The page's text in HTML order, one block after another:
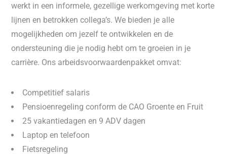
werkt in een informele, gezellige werkomgeving met korte
lijnen en betrokken collega’s. We bieden je alle
mogelijkheden om jezelf te ontwikkelen en de
ondersteuning die je nodig hebt om te groeien in je
carrière. Ons arbeidsvoorwaardenpakket omvat:
Competitief salaris
Pensioenregeling conform de CAO Groente en Fruit
25 vakantiedagen en 9 ADV dagen
Laptop en telefoon
Fietsregeling